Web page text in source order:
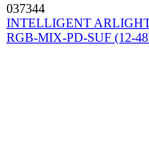
037344
INTELLIGENT
RGB-MIX-PD-SUF (12-